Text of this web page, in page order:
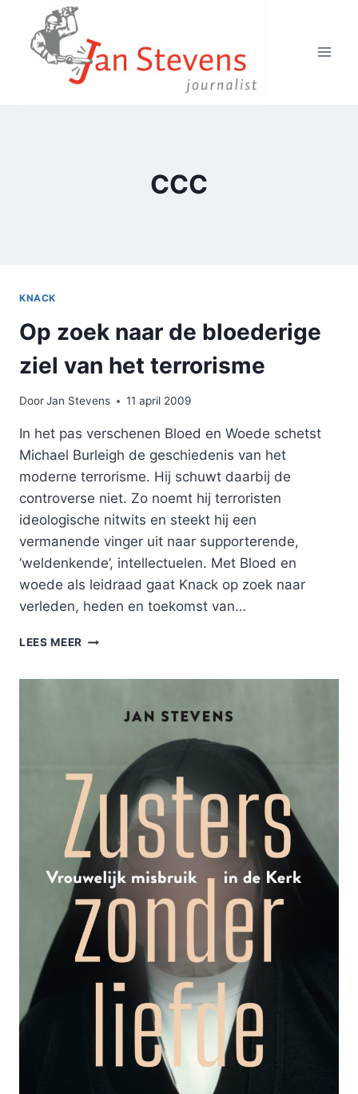
Doorgaan
inhoud
CCC
KNACK
Op zoek naar de bloederige
ziel van het terrorisme
DoorJan Stevens 11 april 2009
In het pas verschenen Bloed en Woede schetst
Michael Burleigh de geschiedenis van het
moderne terrorisme. Hij schuwt daarbij de
controverse niet. Zo noemt hij terroristen
ideologische nitwits en steekt hij een
vermanende vinger uit naar supporterende,
‘weldenkende’, intellectuelen. Met Bloed en
woede als leidraad gaat Knack op zoek naar
verleden, heden en toekomst van…
LEES MEER OP
TERRORISME